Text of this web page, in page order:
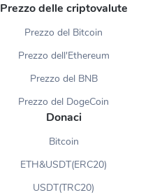
Prezzo delle criptovalute
Prezzo del Bitcoin
Prezzo dell'Ethereum
Prezzo del BNB
Prezzo del DogeCoin
Donaci
Bitcoin
ETH&USDT(ERC20)
USDT(TRC20)